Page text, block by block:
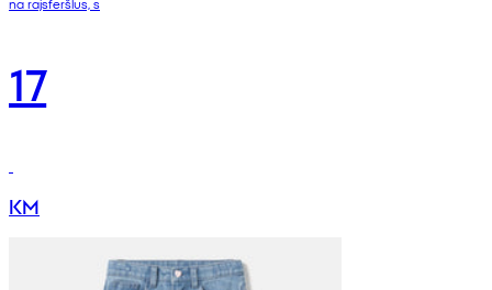
17
KM